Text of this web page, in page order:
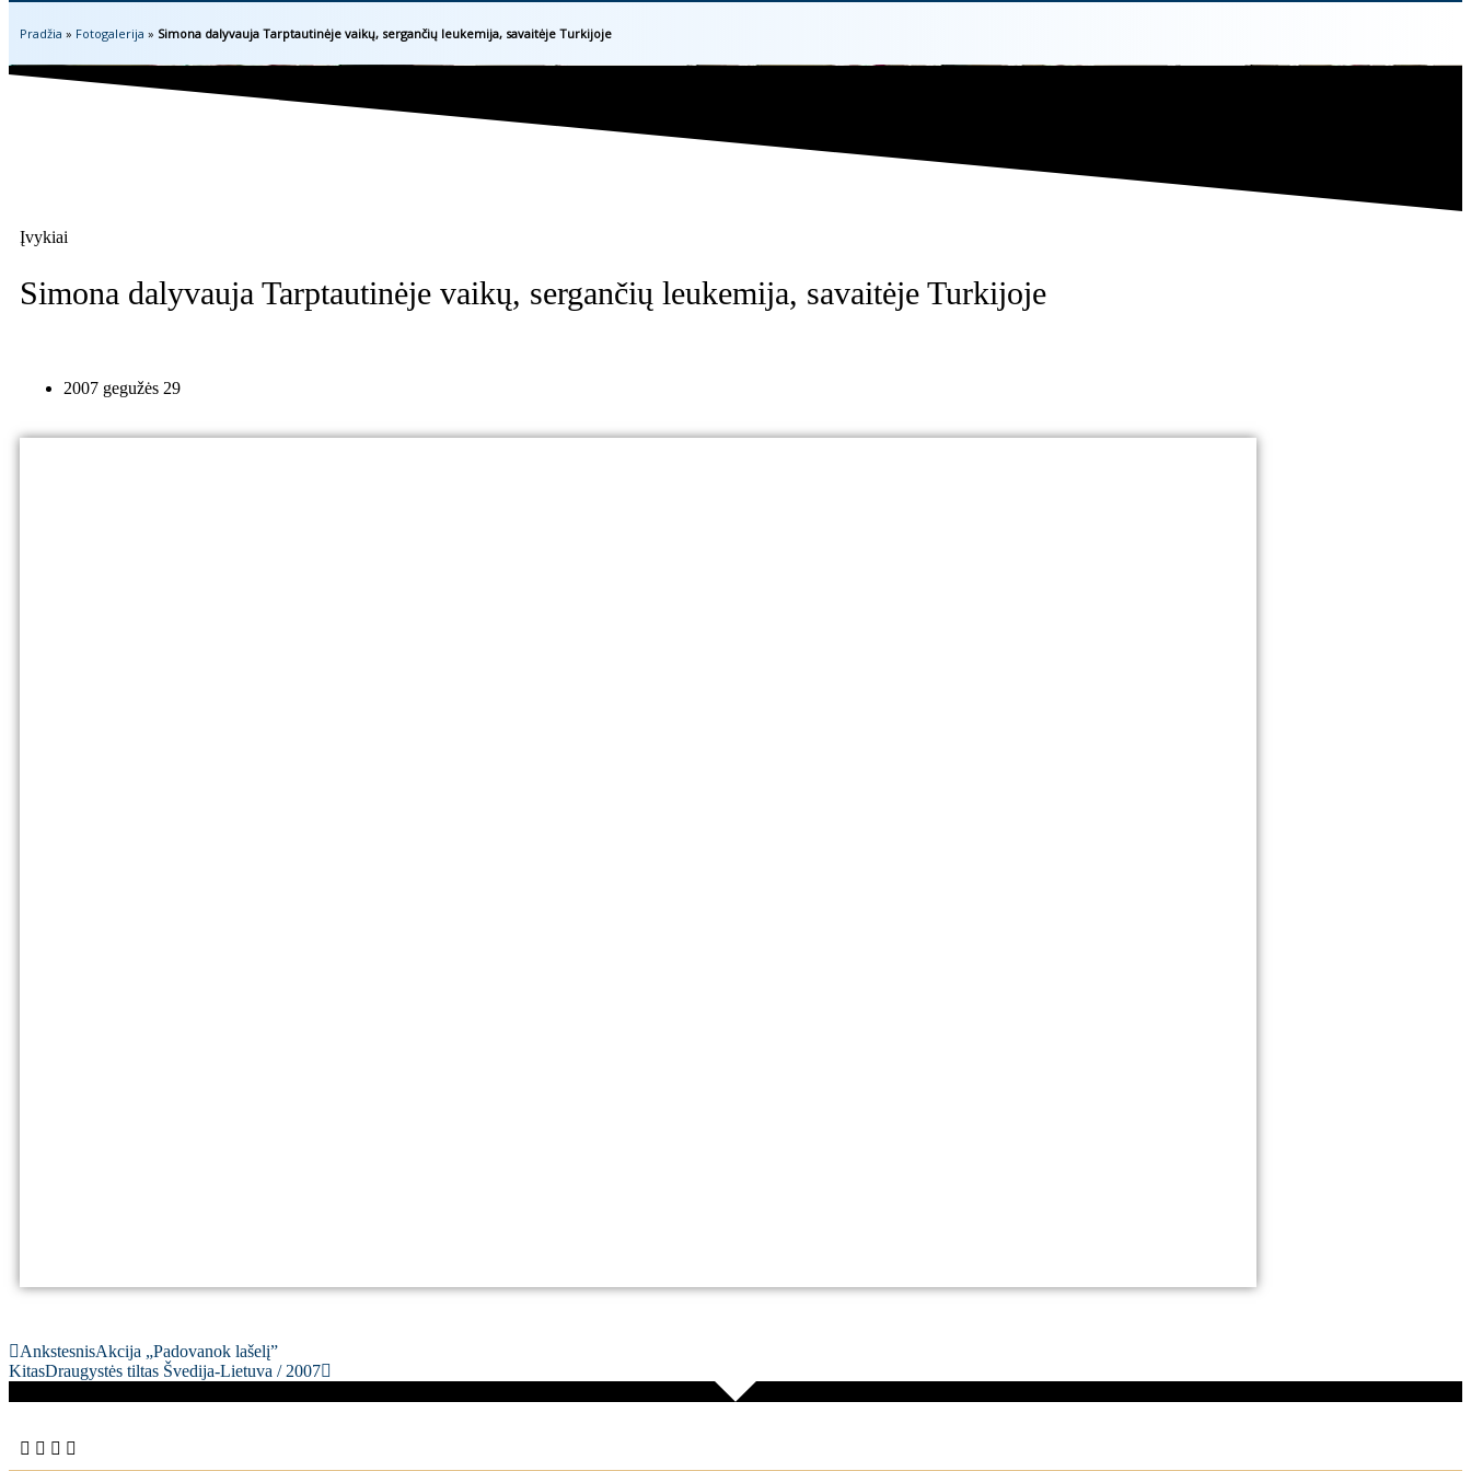
Pradžia » Fotogalerija » Simona dalyvauja Tarptautinėje vaikų, sergančių leukemija, savaitėje Turkijoje
Įvykiai
Simona dalyvauja Tarptautinėje vaikų, sergančių leukemija, savaitėje Turkijoje
2007 gegužės 29
AnkstesnisAkcija „Padovanok lašelį”
KitasDraugystės tiltas Švedija-Lietuva / 2007